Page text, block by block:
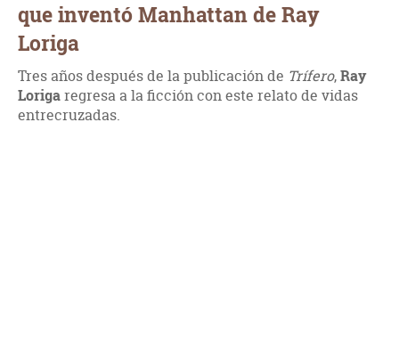
que inventó Manhattan de Ray
Loriga
Tres años después de la publicación de Trífero,Ray
Lorigaregresa a la ficción con este relato de vidas
entrecruzadas.